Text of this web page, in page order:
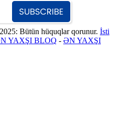
Bütün hüquqlar qorunur. İsti
YAXŞI BLOQ - ƏN YAXŞI